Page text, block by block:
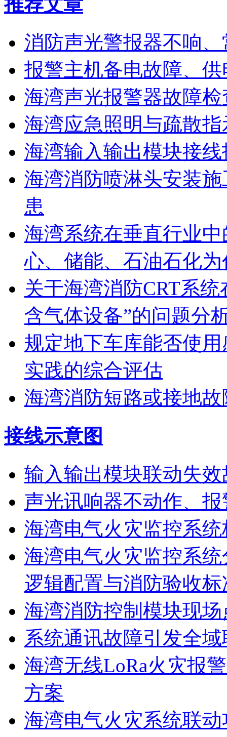
推荐文章
消防声光警报器不响
报警主机备电故障、
海湾声光报警器故障
海湾应急照明与疏散
海湾输入输出模块接
海湾消防喷淋头安装
患
海湾系统在垂直行业
心、储能、石油石化
关于海湾消防CRT系
含气体设备”的问题分
规定地下车库能否使
实践的综合评估
海湾消防短路或接地
接线示意图
输入输出模块联动失效
声光讯响器不动作、
海湾电气火灾监控系
海湾电气火灾监控系
逻辑配置与消防验收标
海湾消防控制模块现
系统通讯故障引发全
海湾无线LoRa火灾报
方案
海湾电气火灾系统联